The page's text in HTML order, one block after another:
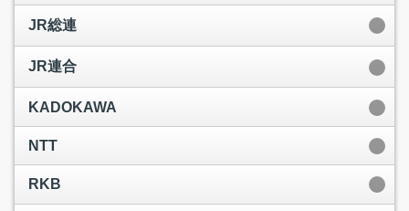
JR総連
JR連合
KADOKAWA
NTT
RKB